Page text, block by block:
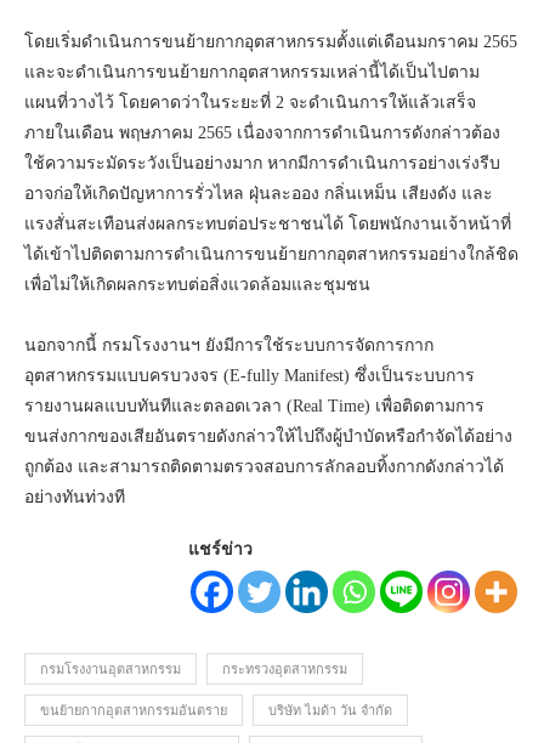
โดยเริ่มดำเนินการขนย้ายกากอุตสาหกรรมตั้งแต่เดือนมกราคม 2565
และจะดำเนินการขนย้ายกากอุตสาหกรรมเหล่านี้ได้เป็นไปตาม
แผนที่วางไว้ โดยคาดว่าในระยะที่ 2 จะดำเนินการให้แล้วเสร็จ
ภายในเดือน พฤษภาคม 2565 เนื่องจากการดำเนินการดังกล่าวต้อง
ใช้ความระมัดระวังเป็นอย่างมาก หากมีการดำเนินการอย่างเร่งรีบ
อาจก่อให้เกิดปัญหาการรั่วไหล ฝุ่นละออง กลิ่นเหม็น เสียงดัง และ
แรงสั่นสะเทือนส่งผลกระทบต่อประชาชนได้ โดยพนักงานเจ้าหน้าที่
ได้เข้าไปติดตามการดำเนินการขนย้ายกากอุตสาหกรรมอย่างใกล้ชิด
เพื่อไม่ให้เกิดผลกระทบต่อสิ่งแวดล้อมและชุมชน
นอกจากนี้ กรมโรงงานฯ ยังมีการใช้ระบบการจัดการกาก
อุตสาหกรรมแบบครบวงจร (E-fully Manifest) ซึ่งเป็นระบบการ
รายงานผลแบบทันทีและตลอดเวลา (Real Time) เพื่อติดตามการ
ขนส่งกากของเสียอันตรายดังกล่าวให้ไปถึงผู้บำบัดหรือกำจัดได้อย่าง
ถูกต้อง และสามารถติดตามตรวจสอบการลักลอบทิ้งกากดังกล่าวได้
อย่างทันท่วงที
แชร์ข่าว
กรมโรงงานอุตสาหกรรม กระทรวงอุตสาหกรรม
ขนย้ายกากอุตสาหกรรมอันตราย บริษัท ไมด้า วัน จำกัด